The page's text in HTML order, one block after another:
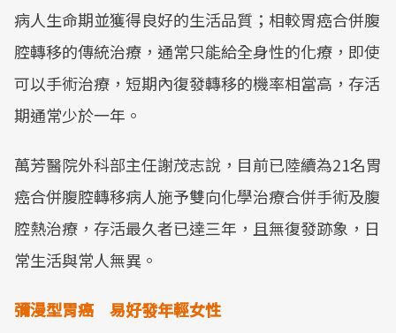
病人生命期並獲得良好的生活品質；相較胃癌合併腹
腔轉移的傳統治療，通常只能給全身性的化療，即使
可以手術治療，短期內復發轉移的機率相當高，存活
期通常少於一年。
萬芳醫院外科部主任謝茂志說，目前已陸續為21名胃
癌合併腹腔轉移病人施予雙向化學治療合併手術及腹
腔熱治療，存活最久者已達三年，且無復發跡象，日
常生活與常人無異。
彌漫型胃癌 易好發年輕女性